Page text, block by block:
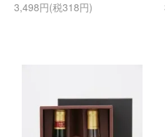
3,498円(税318円)